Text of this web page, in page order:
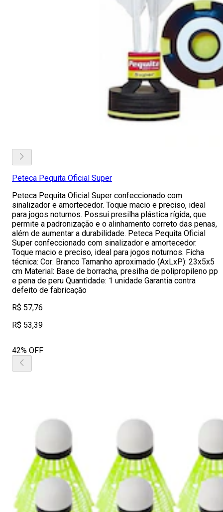
Peteca Pequita Oficial Super
Peteca Pequita Oficial Super confeccionado com
sinalizador e amortecedor. Toque macio e preciso, ideal
para jogos noturnos. Possui presilha plástica rígida, que
permite a padronização e o alinhamento correto das penas,
além de aumentar a durabilidade. Peteca Pequita Oficial
Super confeccionado com sinalizador e amortecedor.
Toque macio e preciso, ideal para jogos noturnos. Ficha
técnica: Cor: Branco Tamanho aproximado (AxLxP): 23x5x5
cm Material: Base de borracha, presilha de polipropileno pp
e pena de peru Quantidade: 1 unidade Garantia contra
defeito de fabricação
R$ 57,76
R$ 53,39
42% OFF